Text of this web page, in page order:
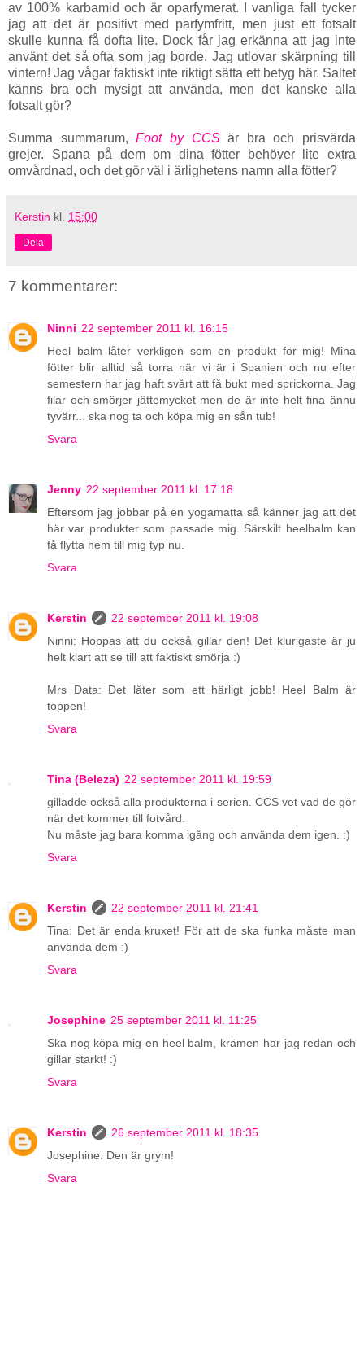
av 100% karbamid och är oparfymerat. I vanliga fall tycker
jag att det är positivt med parfymfritt, men just ett fotsalt
skulle kunna få dofta lite. Dock får jag erkänna att jag inte
använt det så ofta som jag borde. Jag utlovar skärpning till
vintern! Jag vågar faktiskt inte riktigt sätta ett betyg här. Saltet
känns bra och mysigt att använda, men det kanske alla
fotsalt gör?
Summa summarum,Foot by CCSär bra och prisvärda
grejer. Spana på dem om dina fötter behöver lite extra
omvårdnad, och det gör väl i ärlighetens namn alla fötter?
Kerstin kl. 15:00
Dela
7 kommentarer:
Ninni 22 september 2011 kl. 16:15
Heel balm låter verkligen som en produkt för mig! Mina
fötter blir alltid så torra när vi är i Spanien och nu efter
semestern har jag haft svårt att få bukt med sprickorna. Jag
filar och smörjer jättemycket men de är inte helt fina ännu
tyvärr... ska nog ta och köpa mig en sån tub!
Svara
Jenny 22 september 2011 kl. 17:18
Eftersom jag jobbar på en yogamatta så känner jag att det
här var produkter som passade mig. Särskilt heelbalm kan
få flytta hem till mig typ nu.
Svara
Kerstin
22 september 2011 kl. 19:08
Ninni: Hoppas att du också gillar den! Det klurigaste är ju
helt klart att se till att faktiskt smörja :)
Mrs Data: Det låter som ett härligt jobb! Heel Balm är
toppen!
Svara
Tina (Beleza) 22 september 2011 kl. 19:59
gilladde också alla produkterna i serien. CCS vet vad de gör
när det kommer till fotvård.
Nu måste jag bara komma igång och använda dem igen. :)
Svara
Kerstin
22 september 2011 kl. 21:41
Tina: Det är enda kruxet! För att de ska funka måste man
använda dem :)
Svara
Josephine 25 september 2011 kl. 11:25
Ska nog köpa mig en heel balm, krämen har jag redan och
gillar starkt! :)
Svara
Kerstin
26 september 2011 kl. 18:35
Josephine: Den är grym!
Svara